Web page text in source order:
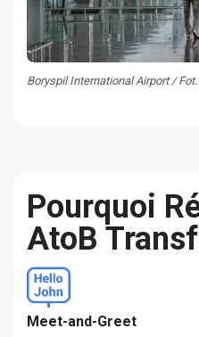
Boryspil International Airport /
Pourquoi
AtoB
Meet-and-Greet